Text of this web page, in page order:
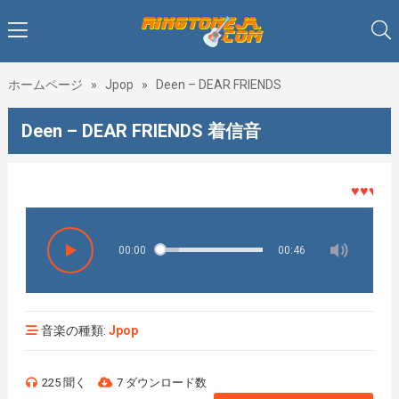
ホームページ » Jpop » Deen – DEAR FRIENDS
Deen – DEAR FRIENDS 着信音
♥♥♥着メ
00:00 00:46
音楽の種類: Jpop
225 聞く 7 ダウンロード数